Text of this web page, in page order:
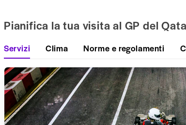
Pianifica la tua visita al GP del
Servizi Clima Norme e regolamenti